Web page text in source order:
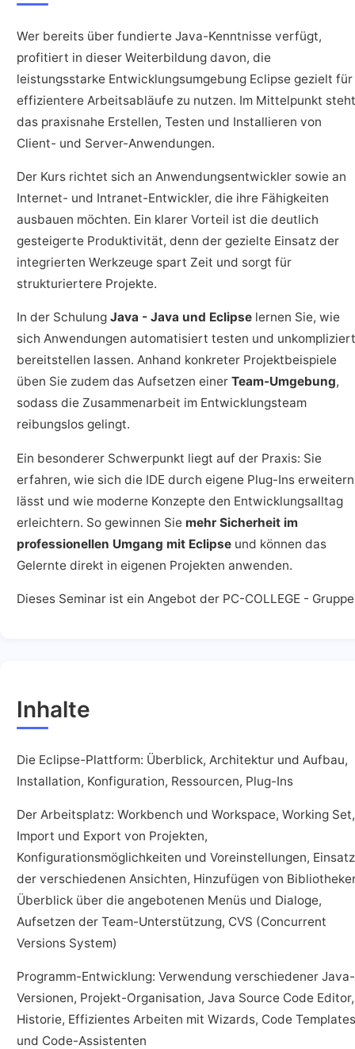
Wer bereits über fundierte Java-Kenntnisse verfügt,
profitiert in dieser Weiterbildung davon, die
leistungsstarke Entwicklungsumgebung Eclipse gezielt für
effizientere Arbeitsabläufe zu nutzen. Im Mittelpunkt steht
das praxisnahe Erstellen, Testen und Installieren von
Client- und Server-Anwendungen.
Der Kurs richtet sich an Anwendungsentwickler sowie an
Internet- und Intranet-Entwickler, die ihre Fähigkeiten
ausbauen möchten. Ein klarer Vorteil ist die deutlich
gesteigerte Produktivität, denn der gezielte Einsatz der
integrierten Werkzeuge spart Zeit und sorgt für
strukturiertere Projekte.
In der Schulung Java - Java und Eclipse lernen Sie, wie
sich Anwendungen automatisiert testen und unkompliziert
bereitstellen lassen. Anhand konkreter Projektbeispiele
üben Sie zudem das Aufsetzen einer Team-Umgebung,
sodass die Zusammenarbeit im Entwicklungsteam
reibungslos gelingt.
Ein besonderer Schwerpunkt liegt auf der Praxis: Sie
erfahren, wie sich die IDE durch eigene Plug-Ins erweitern
lässt und wie moderne Konzepte den Entwicklungsalltag
erleichtern. So gewinnen Sie mehr Sicherheit im
professionellen Umgang mit Eclipse und können das
Gelernte direkt in eigenen Projekten anwenden.
Dieses Seminar ist ein Angebot der PC-COLLEGE -
Inhalte
Die Eclipse-Plattform: Überblick, Architektur und Aufbau,
Installation, Konfiguration, Ressourcen, Plug-Ins
Der Arbeitsplatz: Workbench und Workspace, Working Set,
Import und Export von Projekten,
Konfigurationsmöglichkeiten und Voreinstellungen, Einsatz
der verschiedenen Ansichten, Hinzufügen von
Überblick über die angebotenen Menüs und Dialoge,
Aufsetzen der Team-Unterstützung, CVS (Concurrent
Versions System)
Programm-Entwicklung: Verwendung verschiedener Java-
Versionen, Projekt-Organisation, Java Source Code Editor,
Historie, Effizientes Arbeiten mit Wizards, Code Templates
und Code-Assistenten